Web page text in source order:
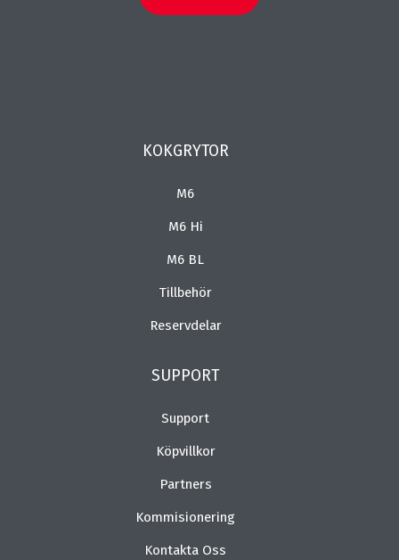
KOKGRYTOR
M6
M6 Hi
M6 BL
Tillbehör
Reservdelar
SUPPORT
Support
Köpvillkor
Partners
Kommisionering
Kontakta Oss